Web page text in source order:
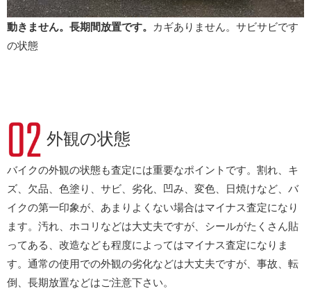
動きません。長期間放置です。
カギありません。サビサビです
の状態
外観の状態
バイクの外観の状態も査定には重要なポイントです。割れ、キ
ズ、欠品、色塗り、サビ、劣化、凹み、変色、日焼けなど、バ
イクの第一印象が、あまりよくない場合はマイナス査定になり
ます。汚れ、ホコリなどは大丈夫ですが、シールがたくさん貼
ってある、改造なども程度によってはマイナス査定になりま
す。通常の使用での外観の劣化などは大丈夫ですが、事故、転
倒、長期放置などはご注意下さい。